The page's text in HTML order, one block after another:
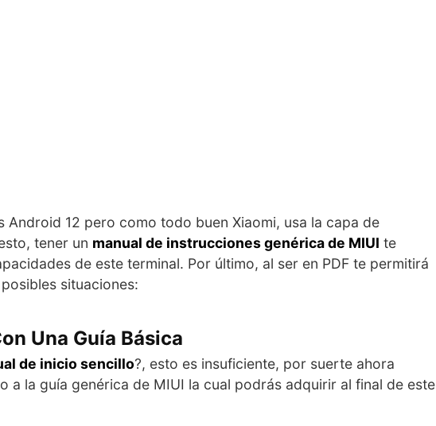
Android 12 pero como todo buen Xiaomi, usa la capa de
tener un manual de instrucciones genérica de MIUI te
de este terminal. Por último, al ser en PDF te permitirá
situaciones:
Una Guía Básica
de inicio sencillo?, esto es insuficiente, por suerte ahora
a la guía genérica de MIUI la cual podrás adquirir al final de este